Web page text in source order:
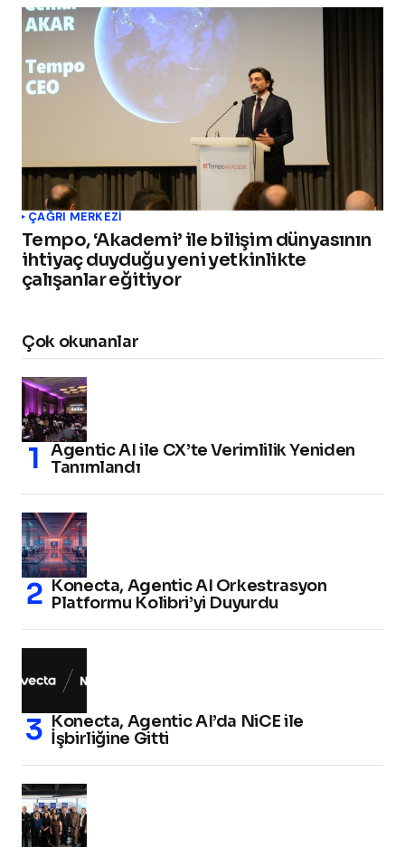
ÇAĞRI MERKEZI
Tempo, ‘Akademi’ ile bilişim dünyasının
ihtiyaç duyduğu yeni yetkinlikte
çalışanlar eğitiyor
Çok okunanlar
Agentic AI ile CX’te Verimlilik Yeniden
Tanımlandı
Konecta, Agentic AI Orkestrasyon
Platformu Kolibri’yi Duyurdu
Konecta, Agentic AI’da NiCE ile
İşbirliğine Gitti